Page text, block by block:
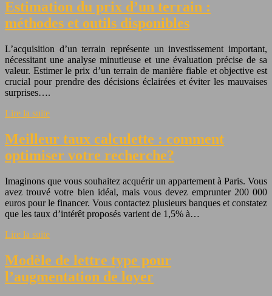
Estimation du prix d’un terrain :
méthodes et outils disponibles
L’acquisition d’un terrain représente un investissement important,
nécessitant une analyse minutieuse et une évaluation précise de sa
valeur. Estimer le prix d’un terrain de manière fiable et objective est
crucial pour prendre des décisions éclairées et éviter les mauvaises
surprises….
Lire la suite
Meilleur taux calculette : comment
optimiser votre recherche?
Imaginons que vous souhaitez acquérir un appartement à Paris. Vous
avez trouvé votre bien idéal, mais vous devez emprunter 200 000
euros pour le financer. Vous contactez plusieurs banques et constatez
que les taux d’intérêt proposés varient de 1,5% à…
Lire la suite
Modèle de lettre type pour
l’augmentation de loyer